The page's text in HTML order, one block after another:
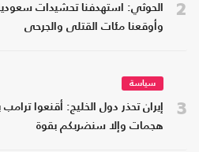
2
الحوثي: استهدفنا تحشيدات
وأوقعنا مئات القتلى والجرحى
3
سياسة
إيران تحذر دول الخليج: أقنعوا
هجمات وإلا سنضربكم بقوة